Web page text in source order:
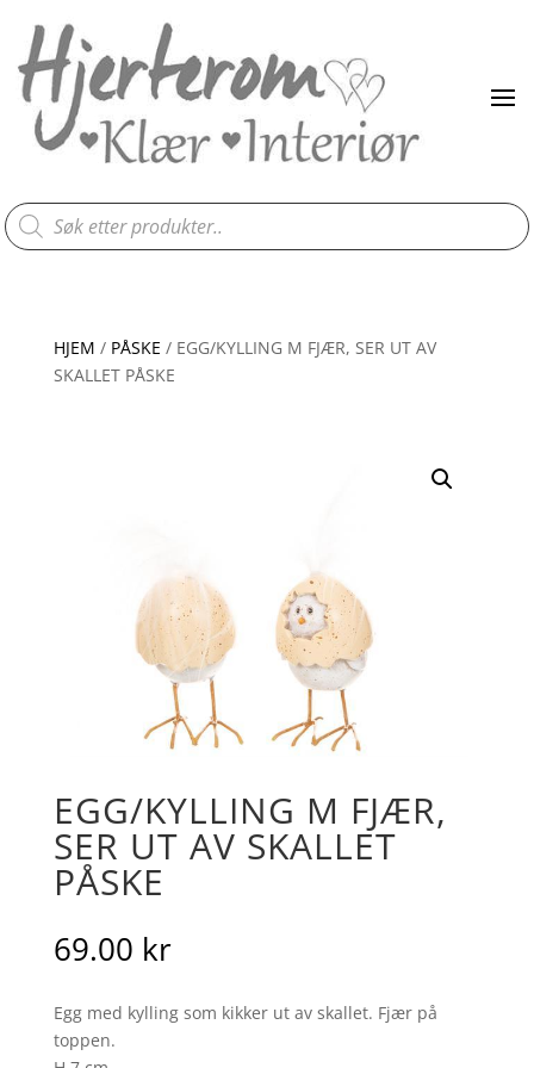
Products
search
HJEM / PÅSKE / EGG/KYLLING M FJÆR, SER UT AV
SKALLET PÅSKE
EGG/KYLLING M FJÆR,
SER UT AV SKALLET
PÅSKE
69.00 kr
Egg med kylling som kikker ut av skallet. Fjær på
toppen.